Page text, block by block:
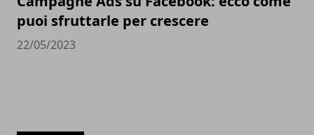
puoi sfruttarle per crescere
22/05/2023